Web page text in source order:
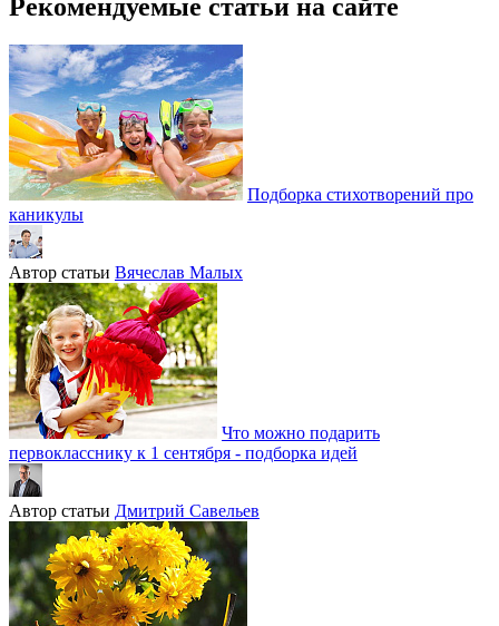
Рекомендуемые статьи на сайте
Подборка стихотворений про
каникулы
Автор статьи Вячеслав Малых
Что можно подарить
первокласснику к 1 сентября - подборка идей
Автор статьи Дмитрий Савельев